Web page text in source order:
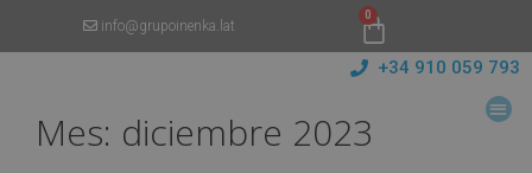
info@grupoinenka.lat
0
+34 910 059 793
Mes: diciembre 2023